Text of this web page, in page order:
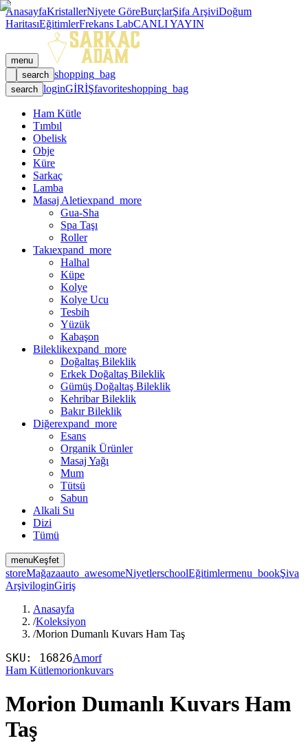
AnasayfaKristallerNiyete GöreBurçlarŞifa ArşiviDoğum
HaritasıEğitimlerFrekans LabCANLI YAYIN
menu
search shopping_bag
search loginGİRİŞfavoriteshopping_bag
Ham Kütle
Tımbıl
Obelisk
Obje
Küre
Sarkaç
Lamba
Masaj Aletiexpand_more
Gua-Sha
Spa Taşı
Roller
Takıexpand_more
Halhal
Küpe
Kolye
Kolye Ucu
Tesbih
Yüzük
Kabaşon
Bileklikexpand_more
Doğaltaş Bileklik
Erkek Doğaltaş Bileklik
Gümüş Doğaltaş Bileklik
Kehribar Bileklik
Bakır Bileklik
Diğerexpand_more
Esans
Organik Ürünler
Masaj Yağı
Mum
Tütsü
Sabun
Alkali Su
Dizi
Tümü
menuKeşfet
storeMağazaauto_awesomeNiyetlerschoolEğitimlermenu_bookŞiva
ArşiviloginGiriş
Anasayfa
/Koleksiyon
/Morion Dumanlı Kuvars Ham Taş
SKU: 16826Amorf
Ham Kütlemorionkuvars
Morion Dumanlı Kuvars Ham
Taş